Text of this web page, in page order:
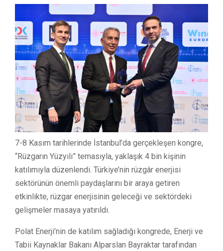
7-8 Kasım tarihlerinde İstanbul’da gerçekleşen kongre,
“Rüzgarın Yüzyılı” temasıyla, yaklaşık 4 bin kişinin
katılımıyla düzenlendi. Türkiye’nin rüzgâr enerjisi
sektörünün önemli paydaşlarını bir araya getiren
etkinlikte, rüzgar enerjisinin geleceği ve sektördeki
gelişmeler masaya yatırıldı.
Polat Enerji’nin de katılım sağladığı kongrede, Enerji ve
Tabii Kaynaklar Bakanı Alparslan Bayraktar tarafından